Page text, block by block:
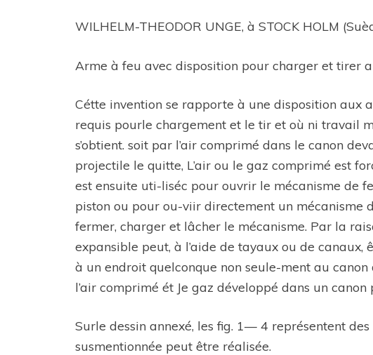
WILHELM-THEODOR UNGE, à STOCK HOLM
Arme à feu avec disposition pour charger et tirer
Cétte invention se rapporte à une disposition aux
requis pourle chargement et le tir et où ni travail
s’obtient. soit par l’air comprimé dans le canon
projectile le quitte, L’air ou le gaz comprimé est
est ensuite uti-liséc pour ouvrir le mécanisme de
piston ou pour ou-viir directement un mécanisme
fermer, charger et lâcher le mécanisme. Par la
expansible peut, à l’aide de tayaux ou de
à un endroit quelconque non seule-ment au canon
l’air comprimé ét Je gaz développé dans un
Surle dessin annexé, les fig. 1— 4 représentent
susmentionnée peut être réalisée.